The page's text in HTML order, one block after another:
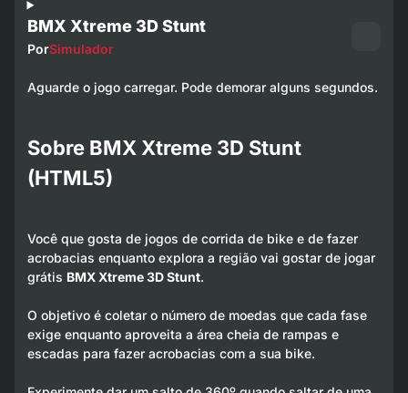
BMX Xtreme 3D Stunt
PorSimulador
Aguarde o jogo carregar. Pode demorar alguns segundos.
Sobre BMX Xtreme 3D Stunt
(HTML5)
Você que gosta de jogos de corrida de bike e de fazer
acrobacias enquanto explora a região vai gostar de jogar
grátis BMX Xtreme 3D Stunt.
O objetivo é coletar o número de moedas que cada fase
exige enquanto aproveita a área cheia de rampas e
escadas para fazer acrobacias com a sua bike.